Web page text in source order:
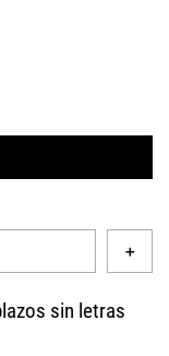
＋